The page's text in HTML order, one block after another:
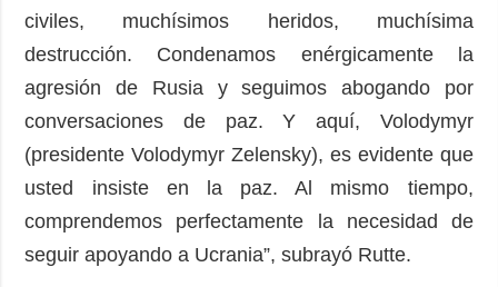
civiles, muchísimos heridos, muchísima
destrucción. Condenamos enérgicamente la
agresión de Rusia y seguimos abogando por
conversaciones de paz. Y aquí, Volodymyr
(presidente Volodymyr Zelensky), es evidente que
usted insiste en la paz. Al mismo tiempo,
comprendemos perfectamente la necesidad de
seguir apoyando a Ucrania”, subrayó Rutte.